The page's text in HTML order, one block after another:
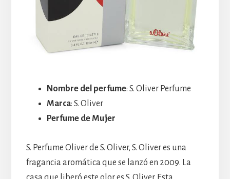
Nombre del perfume: S. Oliver Perfume
Marca: S. Oliver
Perfume de Mujer
S. Perfume Oliver de S. Oliver, S. Oliver es una
fragancia aromática que se lanzó en 2009. La